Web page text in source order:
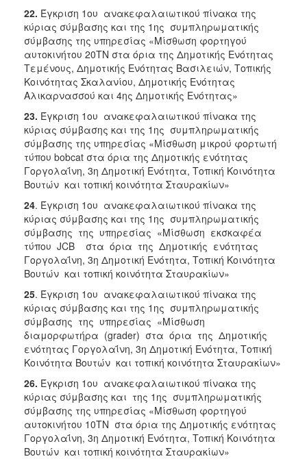
22. Έγκριση 1ου ανακεφαλαιωτικού πίνακα της
κύριας σύμβασης και της 1ης συμπληρωματικής
σύμβασης της υπηρεσίας «Μίσθωση φορτηγού
αυτοκινήτου 20ΤΝ στα όρια της Δημοτικής Ενότητας
Τεμένους, Δημοτικής Ενότητας Βασιλειών, Τοπικής
Κοινότητας Σκαλανίου, Δημοτικής Ενότητας
Αλικαρνασσού και 4ης Δημοτικής Ενότητας»
23. Έγκριση 1ου ανακεφαλαιωτικού πίνακα της
κύριας σύμβασης και της 1ης συμπληρωματικής
σύμβασης της υπηρεσίας «Μίσθωση μικρού φορτωτή
τύπου bobcat στα όρια της Δημοτικής ενότητας
Γοργολαΐνη, 3η Δημοτική Ενότητα, Τοπική Κοινότητα
Βουτών και τοπική κοινότητα Σταυρακίων»
24. Έγκριση 1ου ανακεφαλαιωτικού πίνακα της
κύριας σύμβασης και της 1ης συμπληρωματικής
σύμβασης της υπηρεσίας «Μίσθωση εκσκαφέα
τύπου JCB στα όρια της Δημοτικής ενότητας
Γοργολαΐνη, 3η Δημοτική Ενότητα, Τοπική Κοινότητα
Βουτών και τοπική κοινότητα Σταυρακίων»
25. Έγκριση 1ου ανακεφαλαιωτικού πίνακα της
κύριας σύμβασης και της 1ης συμπληρωματικής
σύμβασης της υπηρεσίας «Μίσθωση
διαμορφωτήρα (grader) στα όρια της Δημοτικής
ενότητας Γοργολαΐνη, 3η Δημοτική Ενότητα, Τοπική
Κοινότητα Βουτών και τοπική κοινότητα Σταυρακίων»
26. Έγκριση 1ου ανακεφαλαιωτικού πίνακα της
κύριας σύμβασης και της 1ης συμπληρωματικής
σύμβασης της υπηρεσίας «Μίσθωση φορτηγού
αυτοκινήτου 10ΤΝ στα όρια της Δημοτικής ενότητας
Γοργολαΐνη, 3η Δημοτική Ενότητα, Τοπική Κοινότητα
Βουτών και τοπική κοινότητα Σταυρακίων»